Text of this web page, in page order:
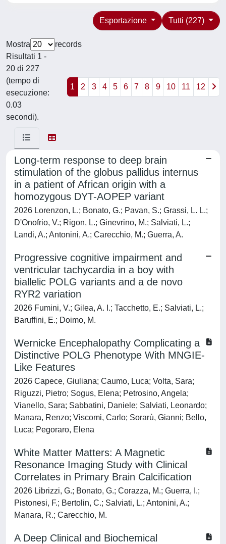
Tutti (227)
Esportazione
Mostra
records
Risultati 1 -
20 di 227
(tempo di
esecuzione:
0.03
secondi).
1 2 3 4 5 6 7 8 9 10 11 12
Long-term response to deep brain
stimulation of the globus pallidus internus
in a patient of African origin with a
homozygous DYT-AOPEP variant
2026 Lorenzon, L.; Bonato, G.; Pavan, S.; Grassi, L. L.;
D'Onofrio, V.; Rigon, L.; Ginevrino, M.; Salviati, L.;
Landi, A.; Antonini, A.; Carecchio, M.; Guerra, A.
Progressive cognitive impairment and
ventricular tachycardia in a boy with
biallelic POLG variants and a de novo
RYR2 variation
2026 Fumini, V.; Gilea, A. I.; Tacchetto, E.; Salviati, L.;
Baruffini, E.; Doimo, M.
Wernicke Encephalopathy Complicating a
Distinctive POLG Phenotype With MNGIE-
Like Features
2026 Capece, Giuliana; Caumo, Luca; Volta, Sara;
Riguzzi, Pietro; Sogus, Elena; Petrosino, Angela;
Vianello, Sara; Sabbatini, Daniele; Salviati, Leonardo;
Manara, Renzo; Viscomi, Carlo; Sorarù, Gianni; Bello,
Luca; Pegoraro, Elena
White Matter Matters: A Magnetic
Resonance Imaging Study with Clinical
Correlates in Primary Brain Calcification
2026 Librizzi, G.; Bonato, G.; Corazza, M.; Guerra, I.;
Pistonesi, F.; Bertolin, C.; Salviati, L.; Antonini, A.;
Manara, R.; Carecchio, M.
A Deep Clinical and Biochemical